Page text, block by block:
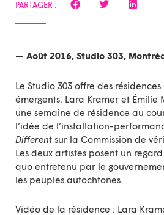
PARTAGER :
— Août 2016, Studio 303,
Le Studio 303 offre des
émergents. Lara Kramer et Émilie
une semaine de résidence au
l’idée de l’installation-
Different sur la Commission de
Les deux artistes posent un
quo entretenu par le
les peuples autochtones.
Vidéo de la résidence : Lara